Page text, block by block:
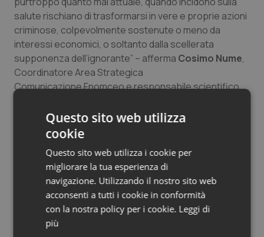
Salute orale & impianti
Sangue & coagulazione
Tiroide
Tumore ovarico
Tumori del Polmone & Testa Collo
Tumori gastrointestinali
Ulcera & Reflusso
salute rischiano di trasformarsi in vere e proprie azioni
criminose, colpevolmente sostenute o meno da
interessi economici, o soltanto dalla scellerata
supponenza dell’ignorante” – afferma Cosimo Nume,
Coordinatore Area Strategica
Comunicazione Fnomceo e responsabile scientifico
sito, le campagne, i convegni – della Fnomceo per
mettere in guardia dai pericoli delle fake news sulla
02 Maggio 2019
© Riproduzione riservata
Questo sito web utilizza
cookie
Questo sito web utilizza i cookie per
migliorare la tua esperienza di
navigazione. Utilizzando il nostro sito web
acconsenti a tutti i cookie in conformità
con la nostra policy per i cookie. Leggi di
più